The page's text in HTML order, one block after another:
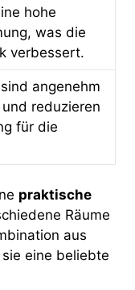
hohe
was die
verbessert.
angenehm
reduzieren
für die
praktische
Räume
aus
eine beliebte